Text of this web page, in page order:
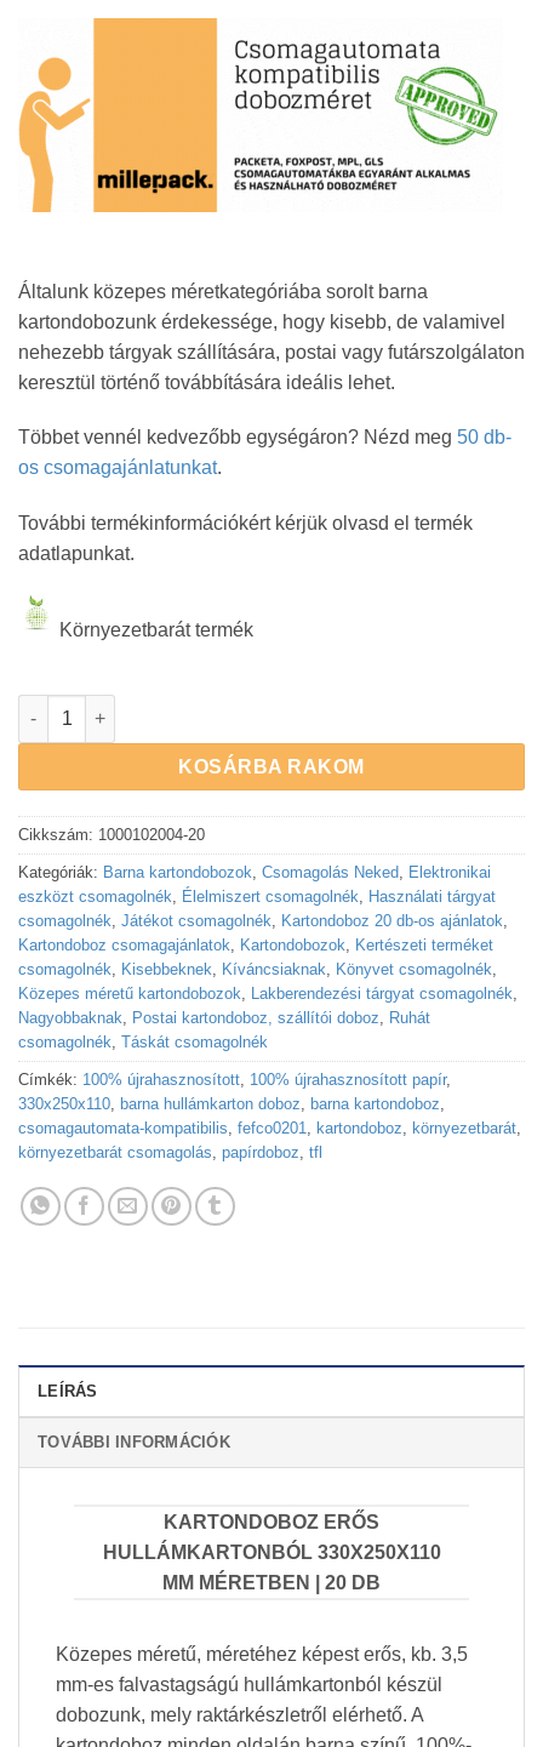
Általunk közepes méretkategóriába sorolt barna
kartondobozunk érdekessége, hogy kisebb, de valamivel
nehezebb tárgyak szállítására, postai vagy futárszolgálaton
keresztül történő továbbítására ideális lehet.
Többet vennél kedvezőbb egységáron? Nézd meg 50 db-
os csomagajánlatunkat.
További termékinformációkért kérjük olvasd el termék
adatlapunkat.
Környezetbarát termék
Kartondoboz erős hullámkartonból 330x250x110 mm méretben
KOSÁRBA RAKOM
Cikkszám: 1000102004-20
Kategóriák: Barna kartondobozok Csomagolás Neked Elektronikai
eszközt csomagolnék
Élelmiszert csomagolnék
Használati tárgyat
csomagolnék Játékot csomagolnék Kartondoboz 20 db-os ajánlatok
Kartondoboz csomagajánlatok
Kartondobozok
Kertészeti terméket
csomagolnék
Kisebbeknek Kíváncsiaknak Könyvet csomagolnék
Közepes méretű kartondobozok
Lakberendezési tárgyat csomagolnék
Nagyobbaknak
Postai kartondoboz, szállítói doboz
Ruhát
csomagolnék Táskát csomagolnék
Címkék: 100% újrahasznosított 100% újrahasznosított papír,
330x250x110 barna hullámkarton doboz barna kartondoboz
csomagautomata-kompatibilis fefco0201 kartondoboz környezetbarát
környezetbarát csomagolás papírdoboz tfl
LEÍRÁS
TOVÁBBI INFORMÁCIÓK
KARTONDOBOZ ERŐS
HULLÁMKARTONBÓL 330X250X110
MM MÉRETBEN | 20 DB
Közepes méretű, méretéhez képest erős, kb. 3,5
mm-es falvastagságú hullámkartonból készül
dobozunk, mely raktárkészletről elérhető. A